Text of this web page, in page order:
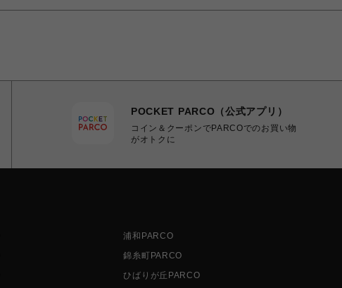
POCKET PARCO（公式アプリ）
コイン＆クーポンでPARCOでのお買い物
がオトクに
浦和PARCO
錦糸町PARCO
ひばりが丘PARCO